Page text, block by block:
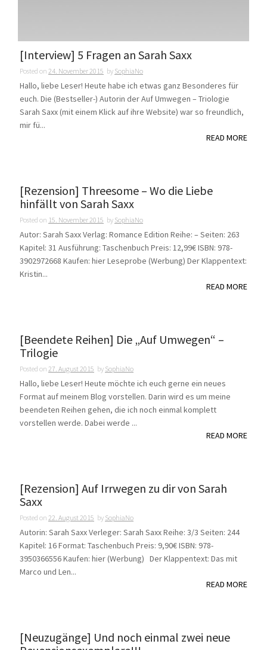
[Interview] 5 Fragen an Sarah Saxx
Posted on 24. November 2015 by SophiaNo
Hallo, liebe Leser! Heute habe ich etwas ganz Besonderes für
euch. Die (Bestseller-) Autorin der Auf Umwegen – Triologie
Sarah Saxx (mit einem Klick auf ihre Website) war so freundlich,
mir fü...
READ MORE
[Rezension] Threesome – Wo die Liebe
hinfällt von Sarah Saxx
Posted on 15. November 2015 by SophiaNo
Autor: Sarah Saxx Verlag: Romance Edition Reihe: – Seiten: 263
Kapitel: 31 Ausführung: Taschenbuch Preis: 12,99€ ISBN: 978-
3902972668 Kaufen: hier Leseprobe (Werbung) Der Klappentext:
Kristin...
READ MORE
[Beendete Reihen] Die „Auf Umwegen“ –
Trilogie
Posted on 27. August 2015 by SophiaNo
Hallo, liebe Leser! Heute möchte ich euch gerne ein neues
Format auf meinem Blog vorstellen. Darin wird es um meine
beendeten Reihen gehen, die ich noch einmal komplett
vorstellen werde. Dabei werde ...
READ MORE
[Rezension] Auf Irrwegen zu dir von Sarah
Saxx
Posted on 22. August 2015 by SophiaNo
Autorin: Sarah Saxx Verleger: Sarah Saxx Reihe: 3/3 Seiten: 244
Kapitel: 16 Format: Taschenbuch Preis: 9,90€ ISBN: 978-
3950366556 Kaufen: hier (Werbung) Der Klappentext: Das mit
Marco und Len...
READ MORE
[Neuzugänge] Und noch einmal zwei neue